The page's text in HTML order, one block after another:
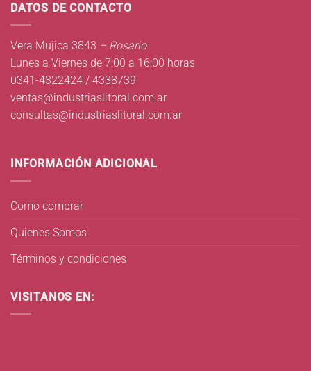
DATOS DE CONTACTO
Vera Mujica 3843 – Rosario
Lunes a Viernes de 7:00 a 16:00 horas
0341-4322424 / 4338739
ventas@industriaslitoral.com.ar
consultas@industriaslitoral.com.ar
INFORMACIÓN ADICIONAL
Como comprar
Quienes Somos
Términos y condiciones
VISITANOS EN: